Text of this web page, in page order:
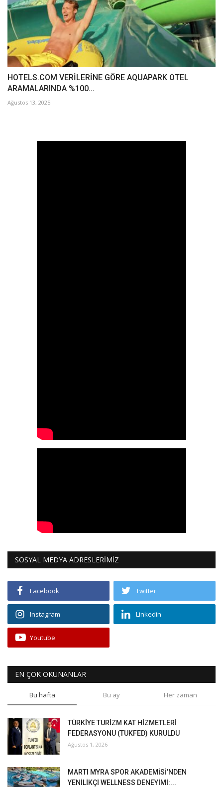
HOTELS.COM VERİLERİNE GÖRE AQUAPARK OTEL
ARAMALARINDA %100...
Ağustos 13, 2025
SOSYAL MEDYA ADRESLERİMİZ
Facebook Twitter
Instagram Linkedin
Youtube
EN ÇOK OKUNANLAR
Bu hafta Bu ay Her zaman
TÜRKİYE TURİZM KAT HİZMETLERİ
FEDERASYONU (TUKFED) KURULDU
Ağustos 1, 2026
MARTI MYRA SPOR AKADEMİSİ’NDEN
YENİLİKÇİ WELLNESS DENEYİMİ:...